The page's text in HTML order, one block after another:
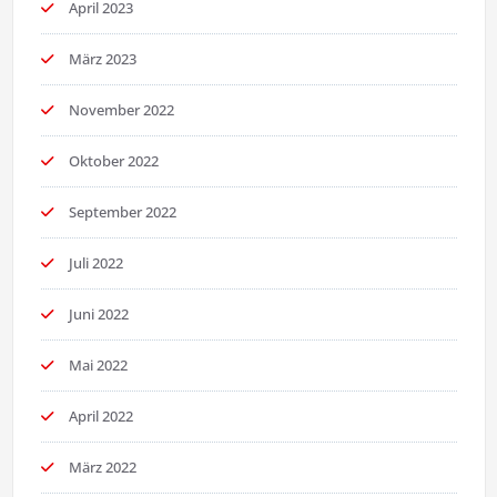
April 2023
März 2023
November 2022
Oktober 2022
September 2022
Juli 2022
Juni 2022
Mai 2022
April 2022
März 2022